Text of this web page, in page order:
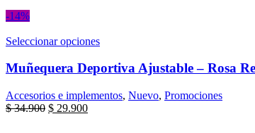
-14%
Seleccionar opciones
Muñequera Deportiva Ajustable – Rosa
Accesorios e implementos, Nuevo, Promociones
$34.900 $ 29.900